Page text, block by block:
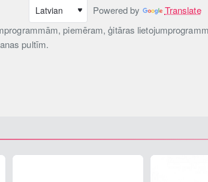
Powered by
Translate
piemēram, ģitāras
pultīm.